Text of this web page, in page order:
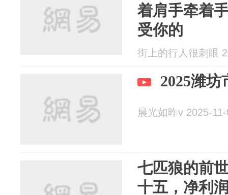
着肩手牵着
受你的
街上的行人很刺眼
2025潍
晨光如昨v 2025-
七匹狼的前
十五，净利